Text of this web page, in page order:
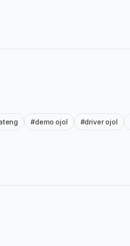
#demo ojol #driver ojol